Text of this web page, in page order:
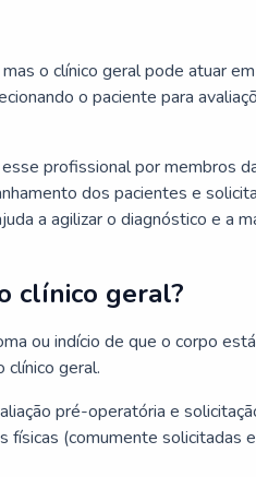
o clínico geral pode atuar
o paciente para
profissional por membros
dos pacientes e
a agilizar o diagnóstico e a
clínico geral?
ou indício de que o corpo
clínico geral.
pré-operatória e
físicas (comumente solicitadas